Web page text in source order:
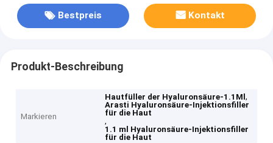
Bestpreis Kontakt
Produkt-Beschreibung
Markieren
Hautfüller der Hyaluronsäure-1.1Ml,
Arasti Hyaluronsäure-Injektionsfiller
für die Haut
,
1.1 ml Hyaluronsäure-Injektionsfiller
für die Haut